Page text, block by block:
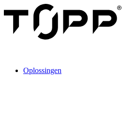
Oplossingen